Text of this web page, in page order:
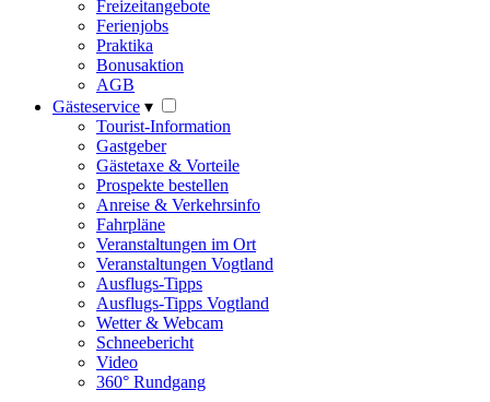
Freizeitangebote
Ferienjobs
Praktika
Bonusaktion
AGB
Gästeservice ▾
Tourist-Information
Gastgeber
Gästetaxe & Vorteile
Prospekte bestellen
Anreise & Verkehrsinfo
Fahrpläne
Veranstaltungen im Ort
Veranstaltungen Vogtland
Ausflugs-Tipps
Ausflugs-Tipps Vogtland
Wetter & Webcam
Schneebericht
Video
360° Rundgang